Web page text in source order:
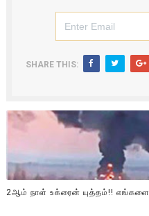
SHARE THIS:
2ஆம் நாள் உக்ரைன் யுத்தம்!! எங்களைத்